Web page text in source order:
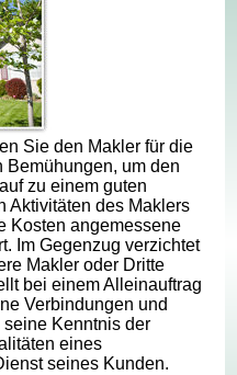
Sie den Makler für die
Bemühungen, um den
zu einem guten
Aktivitäten des Maklers
Kosten angemessene
Im Gegenzug verzichtet
Makler oder Dritte
bei einem Alleinauftrag
Verbindungen und
Kenntnis der
eines
seines Kunden.